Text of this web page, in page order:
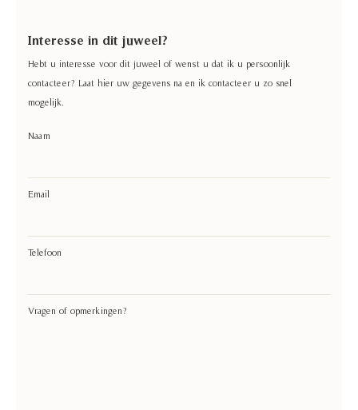
Interesse in dit juweel?
Hebt u interesse voor dit juweel of wenst u dat ik u persoonlijk
contacteer? Laat hier uw gegevens na en ik contacteer u zo snel
mogelijk.
Naam
Email
Telefoon
Vragen of opmerkingen?